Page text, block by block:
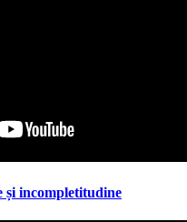
incompletitudine